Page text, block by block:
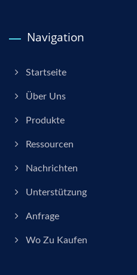
Navigation
Startseite
Über Uns
Produkte
Ressourcen
Nachrichten
Unterstützung
Anfrage
Wo Zu Kaufen